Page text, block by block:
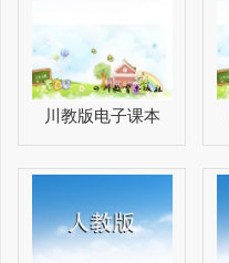
川教版电子课本